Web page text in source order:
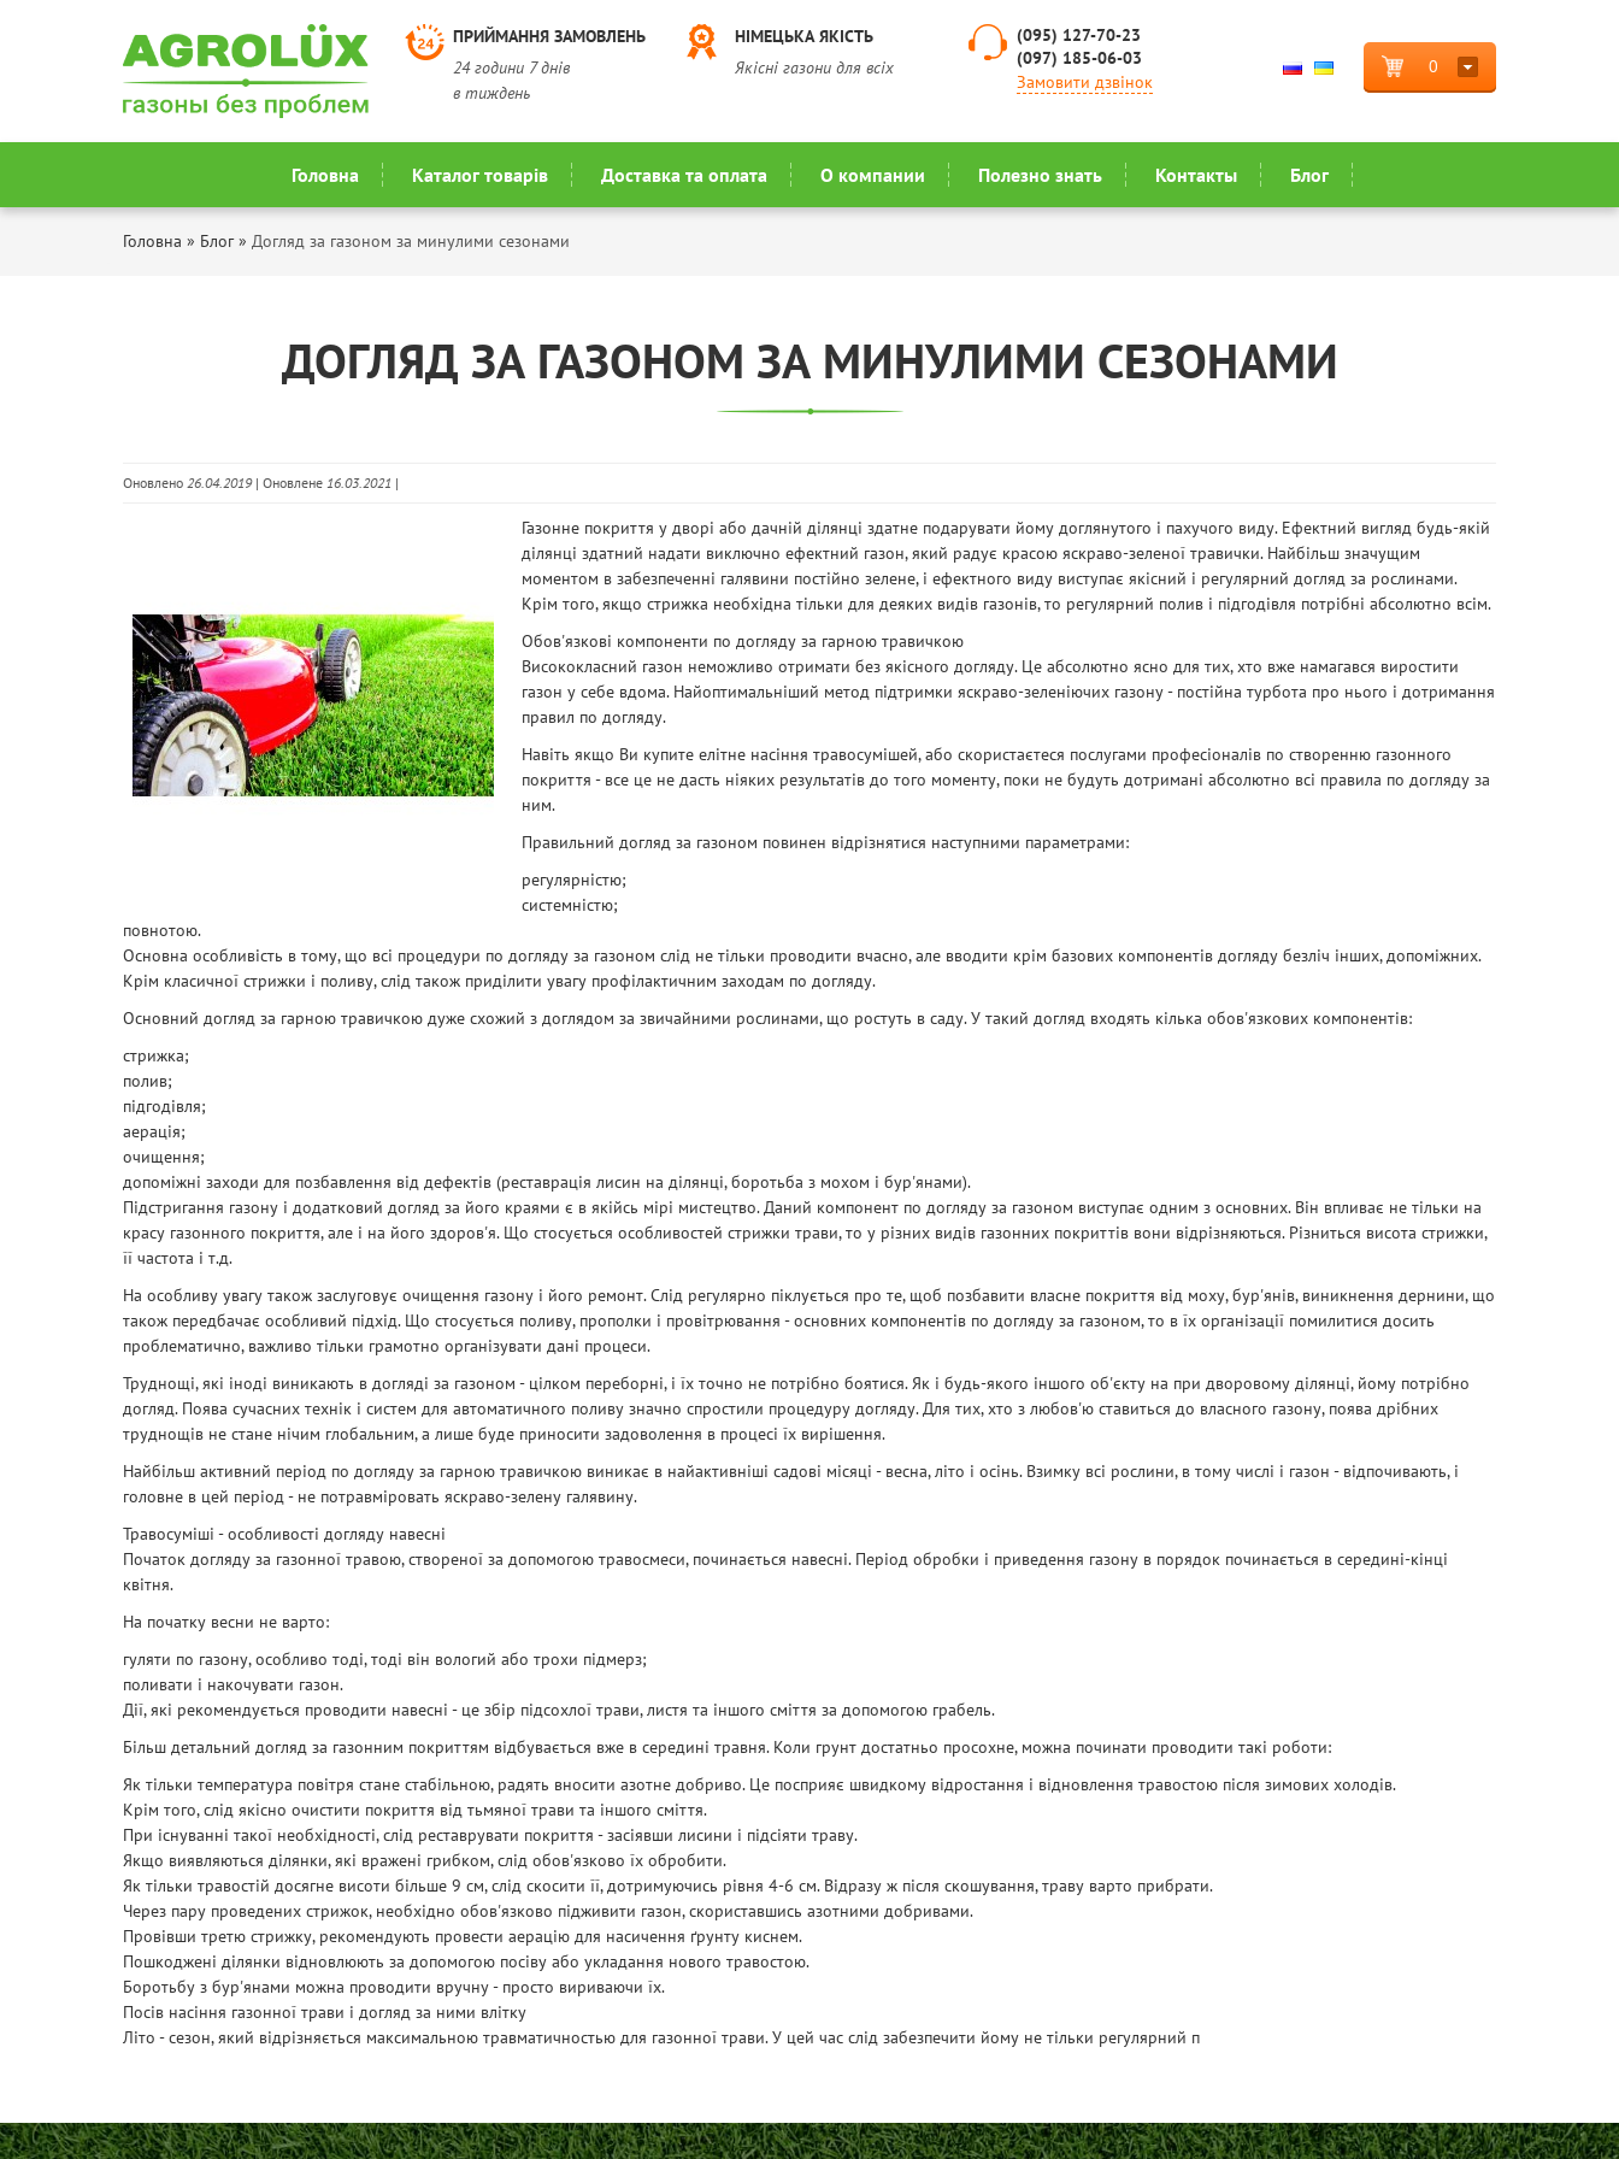
ПРИЙМАННЯ ЗАМОВЛЕНЬ
24 години 7 днів
в тиждень
НІМЕЦЬКА ЯКІСТЬ
Якісні газони для всіх
(095) 127-70-23
(097) 185-06-03
Замовити дзвінок
0
Головна Каталог товарів Доставка та оплата О компании Полезно знать Контакты Блог
Головна » Блог» Догляд за газоном за минулими сезонами
ДОГЛЯД ЗА ГАЗОНОМ ЗА МИНУЛИМИ СЕЗОНАМИ
Оновлено 26.04.2019| Оновлене 16.03.2021 |
Газонне покриття у дворі або дачній ділянці здатне подарувати йому доглянутого і пахучого виду. Ефектний вигляд будь-якій
ділянці здатний надати виключно ефектний газон, який радує красою яскраво-зеленої травички. Найбільш значущим
моментом в забезпеченні галявини постійно зелене, і ефектного виду виступає якісний і регулярний догляд за рослинами.
Крім того, якщо стрижка необхідна тільки для деяких видів газонів, то регулярний полив і підгодівля потрібні абсолютно всім.
Обов'язкові компоненти по догляду за гарною травичкою
Висококласний газон неможливо отримати без якісного догляду. Це абсолютно ясно для тих, хто вже намагався виростити
газон у себе вдома. Найоптимальніший метод підтримки яскраво-зеленіючих газону - постійна турбота про нього і дотримання
правил по догляду.
Навіть якщо Ви купите елітне насіння травосумішей, або скористаєтеся послугами професіоналів по створенню газонного
покриття - все це не дасть ніяких результатів до того моменту, поки не будуть дотримані абсолютно всі правила по догляду за
ним.
Правильний догляд за газоном повинен відрізнятися наступними параметрами:
регулярністю;
системністю;
повнотою.
Основна особливість в тому, що всі процедури по догляду за газоном слід не тільки проводити вчасно, але вводити крім базових компонентів догляду безліч інших, допоміжних.
Крім класичної стрижки і поливу, слід також приділити увагу профілактичним заходам по догляду.
Основний догляд за гарною травичкою дуже схожий з доглядом за звичайними рослинами, що ростуть в саду. У такий догляд входять кілька обов'язкових компонентів:
стрижка;
полив;
підгодівля;
аерація;
очищення;
допоміжні заходи для позбавлення від дефектів (реставрація лисин на ділянці, боротьба з мохом і бур'янами).
Підстригання газону і додатковий догляд за його краями є в якійсь мірі мистецтво. Даний компонент по догляду за газоном виступає одним з основних. Він впливає не тільки на
красу газонного покриття, але і на його здоров'я. Що стосується особливостей стрижки трави, то у різних видів газонних покриттів вони відрізняються. Різниться висота стрижки,
її частота і т.д.
На особливу увагу також заслуговує очищення газону і його ремонт. Слід регулярно піклується про те, щоб позбавити власне покриття від моху, бур'янів, виникнення дернини, що
також передбачає особливий підхід. Що стосується поливу, прополки і провітрювання - основних компонентів по догляду за газоном, то в їх організації помилитися досить
проблематично, важливо тільки грамотно організувати дані процеси.
Труднощі, які іноді виникають в догляді за газоном - цілком переборні, і їх точно не потрібно боятися. Як і будь-якого іншого об'єкту на при дворовому ділянці, йому потрібно
догляд. Поява сучасних технік і систем для автоматичного поливу значно спростили процедуру догляду. Для тих, хто з любов'ю ставиться до власного газону, поява дрібних
труднощів не стане нічим глобальним, а лише буде приносити задоволення в процесі їх вирішення.
Найбільш активний період по догляду за гарною травичкою виникає в найактивніші садові місяці - весна, літо і осінь. Взимку всі рослини, в тому числі і газон - відпочивають, і
головне в цей період - не потравміровать яскраво-зелену галявину.
Травосуміші - особливості догляду навесні
Початок догляду за газонної травою, створеної за допомогою травосмеси, починається навесні. Період обробки і приведення газону в порядок починається в середині-кінці
квітня.
На початку весни не варто:
гуляти по газону, особливо тоді, тоді він вологий або трохи підмерз;
поливати і накочувати газон.
Дії, які рекомендується проводити навесні - це збір підсохлої трави, листя та іншого сміття за допомогою грабель.
Більш детальний догляд за газонним покриттям відбувається вже в середині травня. Коли грунт достатньо просохне, можна починати проводити такі роботи:
Як тільки температура повітря стане стабільною, радять вносити азотне добриво. Це посприяє швидкому відростання і відновлення травостою після зимових холодів.
Крім того, слід якісно очистити покриття від тьмяної трави та іншого сміття.
При існуванні такої необхідності, слід реставрувати покриття - засіявши лисини і підсіяти траву.
Якщо виявляються ділянки, які вражені грибком, слід обов'язково їх обробити.
Як тільки травостій досягне висоти більше 9 см, слід скосити її, дотримуючись рівня 4-6 см. Відразу ж після скошування, траву варто прибрати.
Через пару проведених стрижок, необхідно обов'язково підживити газон, скориставшись азотними добривами.
Провівши третю стрижку, рекомендують провести аерацію для насичення ґрунту киснем.
Пошкоджені ділянки відновлюють за допомогою посіву або укладання нового травостою.
Боротьбу з бур'янами можна проводити вручну - просто вириваючи їх.
Посів насіння газонної трави і догляд за ними влітку
Літо - сезон, який відрізняється максимальною травматичностью для газонної трави. У цей час слід забезпечити йому не тільки регулярний п